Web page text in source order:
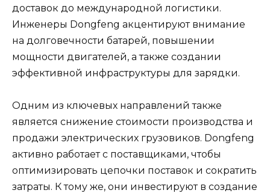
доставок до международной логистики.
Инженеры Dongfeng акцентируют внимание
на долговечности батарей, повышении
мощности двигателей, а также создании
эффективной инфраструктуры для зарядки.
Одним из ключевых направлений также
является снижение стоимости производства и
продажи электрических грузовиков. Dongfeng
активно работает с поставщиками, чтобы
оптимизировать цепочки поставок и сократить
затраты. К тому же, они инвестируют в создание